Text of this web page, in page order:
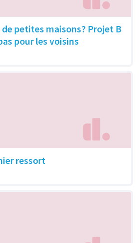
petites maisons? Projet B
pour les voisins
ressort